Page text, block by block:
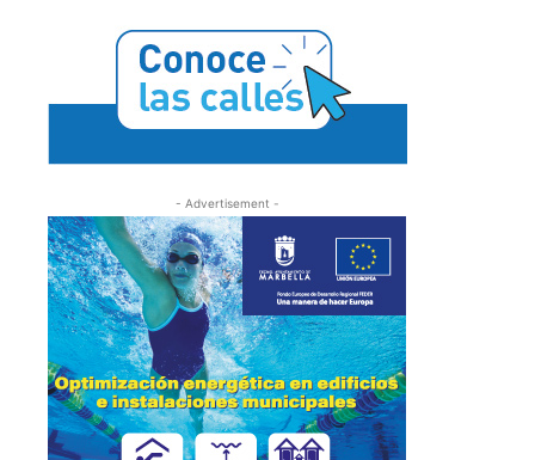
- Advertisement -